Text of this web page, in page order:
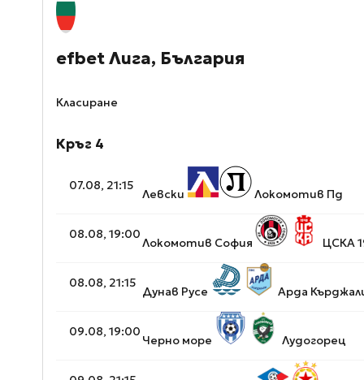
efbet Лига, България
Класиране
Кръг 4
07.08, 21:15
Левски Локомотив Пд
08.08, 19:00
Локомотив София ЦСКА
08.08, 21:15
Дунав Русе Арда
09.08, 19:00
Черно море Лудогорец